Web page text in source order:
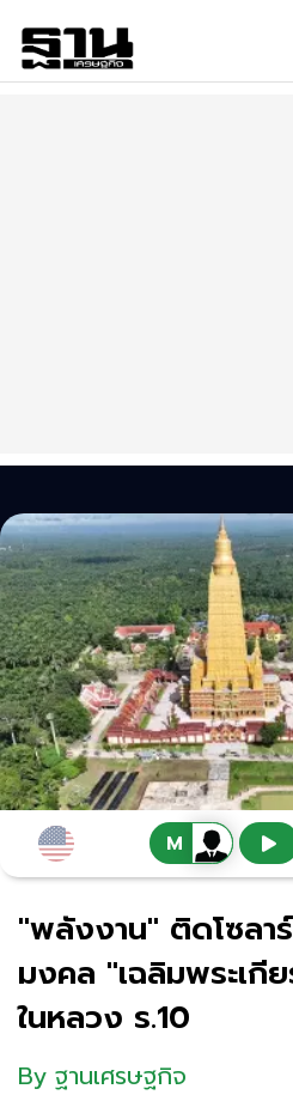
"พลังงาน" ติดโซลา
มงคล "เฉลิมพระเกี
ในหลวง ร.10
By ฐานเศรษฐกิจ